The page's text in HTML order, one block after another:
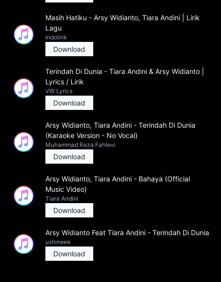
Masih Hatiku - Arsy Widianto, Tiara Andini | Lirik
Lagu
Indolirik
Download
Terindah Di Dunia - Tiara Andini & Arsy Widianto |
Lyrics / Lirik
VW Lyrics
Download
Arsy Widianto, Tiara Andini - Terindah Di Dunia
(Karaoke Version - No Vocal)
Muhammad Reza Fahlevi
Download
Arsy Widianto, Tiara Andini - Bahaya (Official
Music Video)
Tiara Andini
Download
Arsy Widianto Feat Tiara Andini - Terindah Di Dunia
ushineee
Download